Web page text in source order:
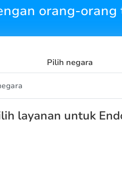
orang-orang
Pilih negara
layanan untuk